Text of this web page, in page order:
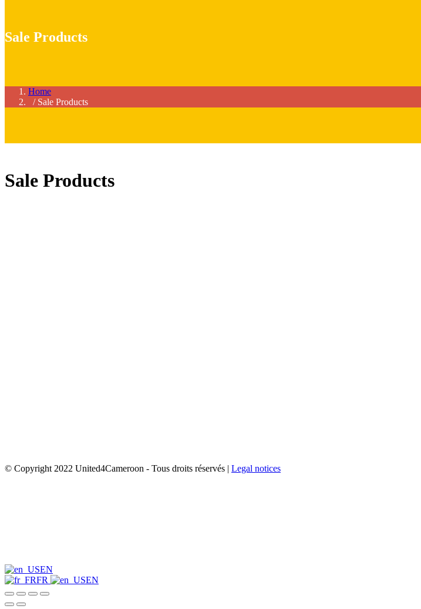
Sale Products
Home
/ Sale Products
Sale Products
© Copyright 2022 United4Cameroon - Tous droits réservés | Legal notices
EN
FR
EN